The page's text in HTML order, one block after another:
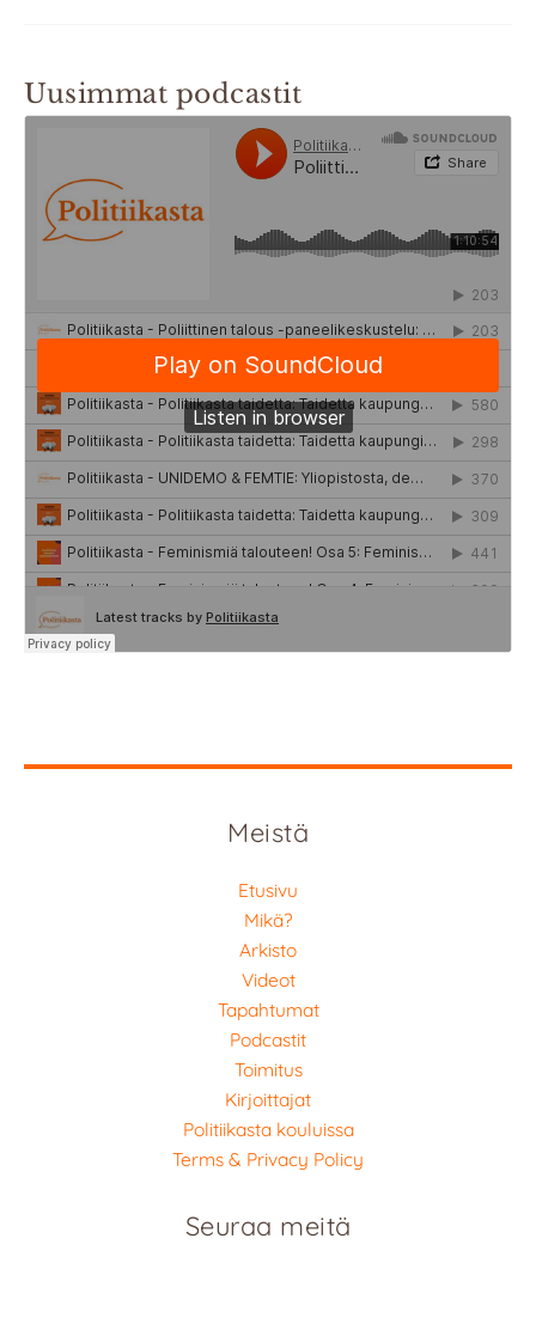
Uusimmat podcastit
Meistä
Etusivu
Mikä?
Arkisto
Videot
Tapahtumat
Podcastit
Toimitus
Kirjoittajat
Politiikasta kouluissa
Terms & Privacy Policy
Seuraa meitä